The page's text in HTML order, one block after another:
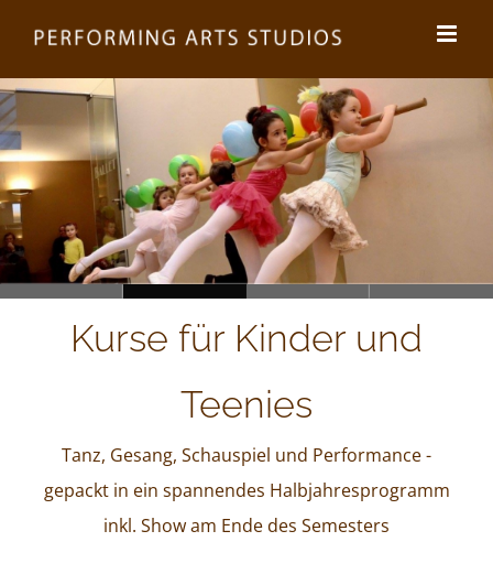
Inhalt
springen
Laden...
Kurse für Kinder und
Teenies
Tanz, Gesang, Schauspiel und Performance -
gepackt in ein spannendes Halbjahresprogramm
inkl. Show am Ende des Semesters